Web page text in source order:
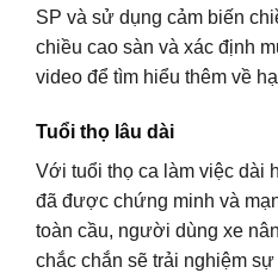
SP và sử dụng cảm biến
chiều cao sàn và xác định
video để tìm hiểu thêm về
Tuổi thọ lâu dài
Với tuổi thọ ca làm việc dài
đã được chứng minh và
toàn cầu, người dùng xe
chắc chắn sẽ trải nghiệm